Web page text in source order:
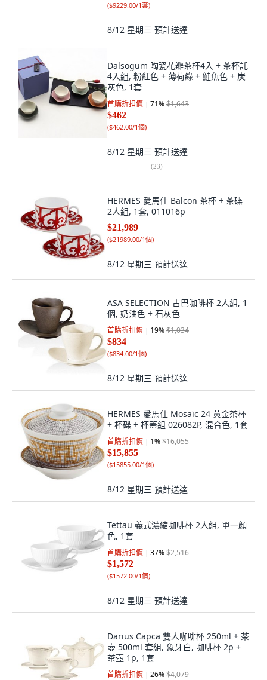
($9229.00/1套)
8/12 星期三 預計送達
Dalsogum 陶瓷花瓣茶杯4入 + 茶杯託
4入組, 粉紅色 + 薄荷綠 + 鮭魚色 + 炭
灰色, 1套
首購折扣價 71%$1,643
$462
($462.00/1個)
8/12 星期三 預計送達
(23)
HERMES 愛馬仕 Balcon 茶杯 + 茶碟
2人組, 1套, 011016p
$21,989
($21989.00/1個)
8/12 星期三 預計送達
ASA SELECTION 古巴咖啡杯 2人組, 1
個, 奶油色 + 石灰色
首購折扣價 19%$1,034
$834
($834.00/1個)
8/12 星期三 預計送達
HERMES 愛馬仕 Mosaïc 24 黃金茶杯
+ 杯碟 + 杯蓋組 026082P, 混合色, 1套
首購折扣價 1%$16,055
$15,855
($15855.00/1個)
8/12 星期三 預計送達
Tettau 義式濃縮咖啡杯 2人組, 單一顏
色, 1套
首購折扣價 37%$2,516
$1,572
($1572.00/1個)
8/12 星期三 預計送達
Darius Capca 雙人咖啡杯 250ml + 茶
壺 500ml 套組, 象牙白, 咖啡杯 2p +
茶壺 1p, 1套
首購折扣價 26%$4,079